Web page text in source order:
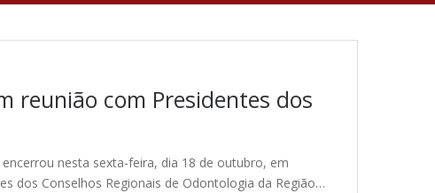
reunião com Presidentes dos
nesta sexta-feira, dia 18 de outubro, em
dos Conselhos Regionais de Odontologia da Região…